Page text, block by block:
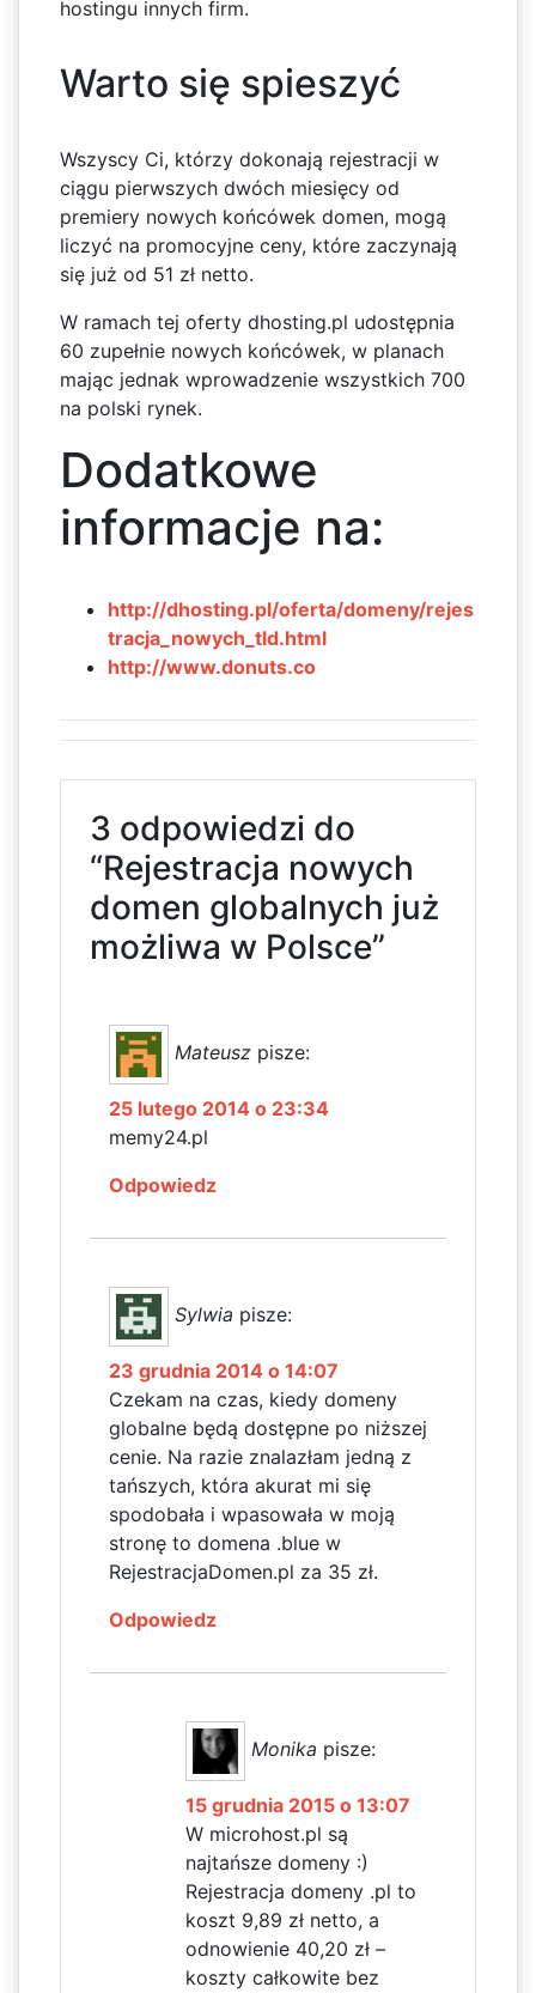
hostingu innych firm.
Warto się spieszyć
Wszyscy Ci, którzy dokonają rejestracji w
ciągu pierwszych dwóch miesięcy od
premiery nowych końcówek domen, mogą
liczyć na promocyjne ceny, które zaczynają
się już od 51 zł netto.
W ramach tej oferty dhosting.pl udostępnia
60 zupełnie nowych końcówek, w planach
mając jednak wprowadzenie wszystkich 700
na polski rynek.
Dodatkowe
informacje na:
http://dhosting.pl/oferta/domeny/rejes
tracja_nowych_tld.html
http://www.donuts.co
3 odpowiedzi do
“Rejestracja nowych
domen globalnych już
możliwa w Polsce”
Mateusz pisze:
25 lutego 2014 o 23:34
memy24.pl
Odpowiedz
Sylwia pisze:
23 grudnia 2014 o 14:07
Czekam na czas, kiedy domeny
globalne będą dostępne po niższej
cenie. Na razie znalazłam jedną z
tańszych, która akurat mi się
spodobała i wpasowała w moją
stronę to domena .blue w
RejestracjaDomen.pl za 35 zł.
Odpowiedz
Monika pisze:
15 grudnia 2015 o 13:07
W microhost.pl są
najtańsze domeny :)
Rejestracja domeny .pl to
koszt 9,89 zł netto, a
odnowienie 40,20 zł –
koszty całkowite bez